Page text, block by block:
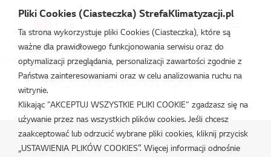
Strefa Klimatyzacji /UT30R
CTxxR_UTxxR_UUxxWR.pdf
lut 19, 2026
Polityka Prywatności - Ochrona danych osobowych.|
Zarządzaj zgodami na pliki cookie
Pliki Cookies (Ciasteczka) StrefaKlimatyzacji.pl
Ta strona wykorzystuje pliki Cookies (Ciasteczka), które są
ważne dla prawidłowego funkcjonowania serwisu oraz do
optymalizacji przeglądania, personalizacji zawartości zgodnie z
Państwa zainteresowaniami oraz w celu analizowania ruchu na
witrynie.
Klikając "AKCEPTUJ WSZYSTKIE PLIKI COOKIE" zgadzasz się na
używanie przez nas wszystkich plików cookies. Jeśli chcesz
zaakceptować lub odrzucić wybrane pliki cookies, kliknij przycisk
„USTAWIENIA PLIKÓW COOKIES”. Więcej informacji odnośnie